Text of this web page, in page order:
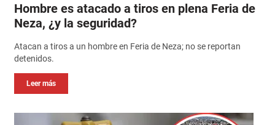
Hombre es atacado a tiros en plena Feria de
Neza, ¿y la seguridad?
Atacan a tiros a un hombre en Feria de Neza; no se reportan
detenidos.
Leer más